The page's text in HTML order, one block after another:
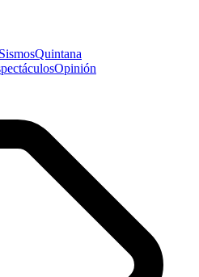
SismosQuintana
Opinión